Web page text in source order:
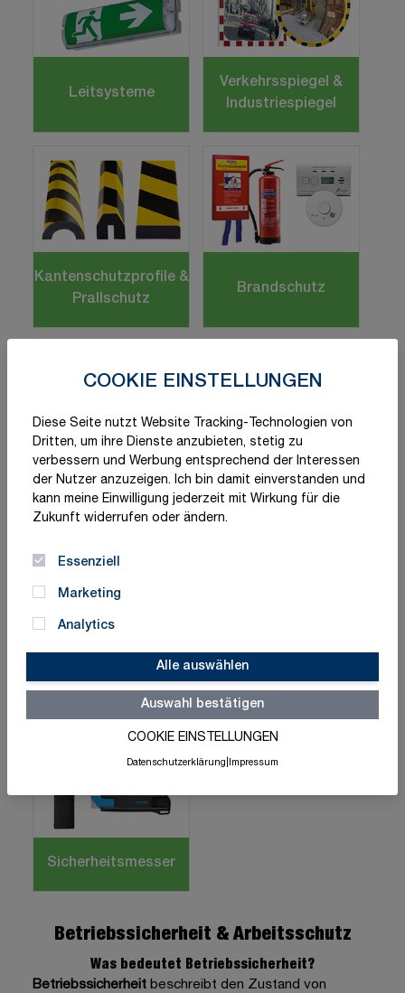
COOKIE EINSTELLUNGEN
Diese Seite nutzt Website Tracking-Technologien von
Dritten, um ihre Dienste anzubieten, stetig zu
verbessern und Werbung entsprechend der Interessen
der Nutzer anzuzeigen. Ich bin damit einverstanden und
kann meine Einwilligung jederzeit mit Wirkung für die
Zukunft widerrufen oder ändern.
Essenziell
Marketing
Analytics
Alle auswählen
Auswahl bestätigen
COOKIE EINSTELLUNGEN
Datenschutzerklärung Impressum
Leitsysteme
Verkehrsspiegel &
Industriespiegel
Kantenschutzprofile &
Prallschutz
Brandschutz
Überfahrschutz &
Absperrungen
Ladungssicherung
Rammschutz &
Anfahrschutz
Betriebs-Aushänge
Sicherheitsmesser
Betriebssicherheit & Arbeitsschutz
Was bedeutet Betriebssicherheit?
Betriebssicherheit beschreibt den Zustand von